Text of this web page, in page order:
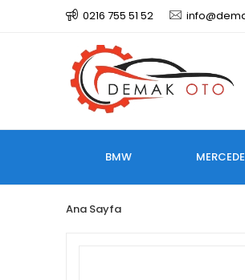
0216 755 51 52
BMW
Ana Sayfa